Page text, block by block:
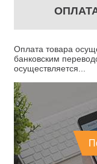
Оплата товара
банковским
осуществляется...